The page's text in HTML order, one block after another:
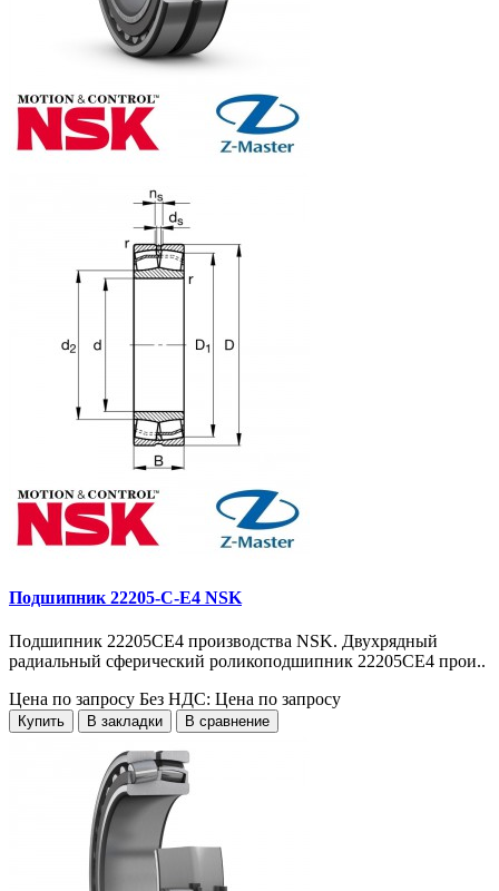
Подшипник 22205-C-E4 NSK
Подшипник 22205CE4 производства NSK. Двухрядный
радиальный сферический роликоподшипник 22205CE4 прои..
Цена по запросу Без НДС: Цена по запросу
Купить В закладки В сравнение